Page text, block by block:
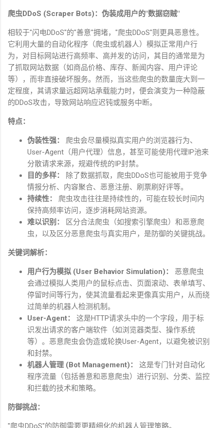
爬虫DDoS (Scraper Bots)：伪装成用户的"数据窃贼"
相较于"闪电DDoS"的"善意"拥堵， "爬虫DDoS"则更具恶意性。
它利用大量的自动化程序（爬虫或机器人）模拟正常用户行
为，对目标网站进行高频率、高并发的访问，其目的通常是为
了抓取网站数据（如商品价格、库存、新闻内容、用户评论
等），而非直接破坏服务。然而，当这些爬虫的数量庞大到一
定程度，其请求量远超网站承载能力时，便会演变为一种隐蔽
的DDoS攻击，导致网站响应迟钝或服务中断。
特点：
伪装性强：
爬虫会尽量模拟真实用户的浏览器行为、
User-Agent （用户代理）信息，甚至可能使用代理IP池来
分散请求来源，规避传统的IP封禁。
目的多样：
除了数据抓取，爬虫DDoS也可能被用于竞争
情报分析、内容聚合、恶意注册、刷票刷好评等。
持续性：
爬虫攻击往往是持续性的，可能在较长时间内
保持高频率访问，逐步消耗网站资源。
难以识别：
区分合法爬虫（如搜索引擎爬虫）和恶意爬
虫，以及区分恶意爬虫与真实用户，是防御的关键挑战。
关键词解析：
用户行为模拟 (User Behavior Simulation)：
恶意爬虫
会通过模拟人类用户的鼠标点击、页面滚动、表单填写、
停留时间等行为，使其流量看起来更像真实用户，从而绕
过简单的机器人检测机制。
User-Agent： 这是HTTP请求头中的一个字段，用于标
识发出请求的客户端软件（如浏览器类型、操作系统
等）。恶意爬虫会伪造或轮换User-Agent，以避免被识别
和封禁。
机器人管理 (Bot Management)：
这是专门针对自动化
程序流量（包括善意和恶意爬虫）进行识别、分类、监控
和拦截的技术和策略。
防御挑战：
"爬虫DDoS"的防御需要更精细化的机器人管理策略。